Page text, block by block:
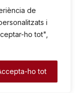
de
i
ho tot",
ho tot